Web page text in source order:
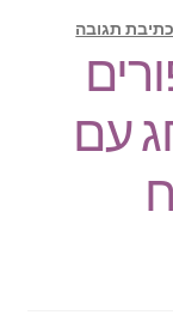
כתיבת תגובה
עם